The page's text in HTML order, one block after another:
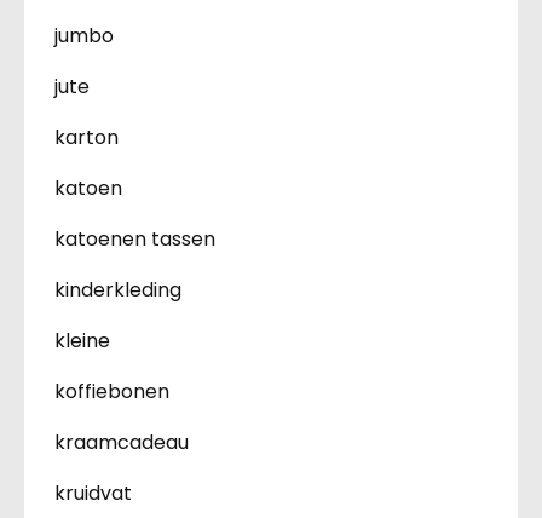
jumbo
jute
karton
katoen
katoenen tassen
kinderkleding
kleine
koffiebonen
kraamcadeau
kruidvat